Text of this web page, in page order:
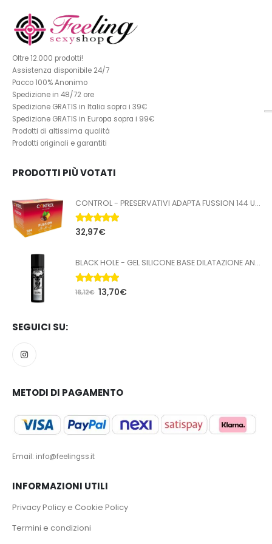
Oltre 12.000 prodotti!
Assistenza disponibile 24/7
Pacco 100% Anonimo
Spedizione in 48/72 ore
Spedizione GRATIS in Italia sopra i 39€
Spedizione GRATIS in Europa sopra i 99€
Prodotti di altissima qualità
Prodotti originali e garantiti
PRODOTTI PIÙ VOTATI
CONTROL - PRESERVATIVI ADAPTA FUSSION 144 UNITÀ
5.00Su 5
32,97€
BLACK HOLE - GEL SILICONE BASE DILATAZIONE ANALE 100 ML
5.00Su 5
16,12€ 13,70€
SEGUICI SU:
METODI DI PAGAMENTO
Email: info@feelingss.it
INFORMAZIONI UTILI
Privacy Policy e Cookie Policy
Termini e condizioni